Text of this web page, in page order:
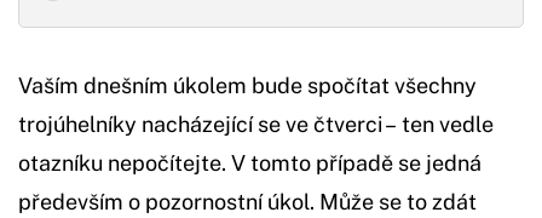
Vaším dnešním úkolem bude spočítat všechny
trojúhelníky nacházející se ve čtverci – ten vedle
otazníku nepočítejte. V tomto případě se jedná
především o pozornostní úkol. Může se to zdát